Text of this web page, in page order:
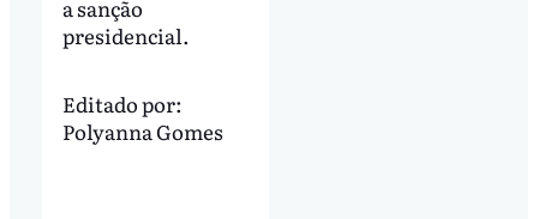
a sanção
presidencial.
Editado por:
Polyanna Gomes